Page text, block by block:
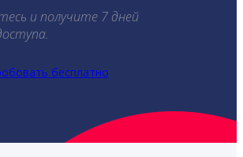
и получите 7 дней
бесплатно